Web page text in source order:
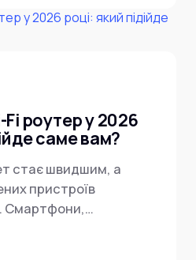
роутер у 2026
саме вам?
стає швидшим, а
пристроїв
Смартфони,
будинок — усе це...